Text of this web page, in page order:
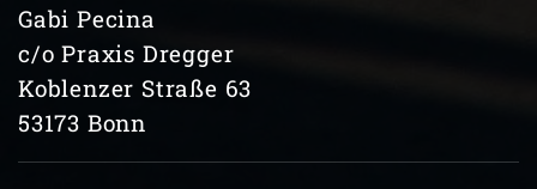
Gabi Pecina
c/o Praxis Dregger
Koblenzer Straße 63
53173 Bonn